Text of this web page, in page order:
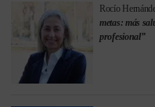
Rocío
metas: más
profesional”